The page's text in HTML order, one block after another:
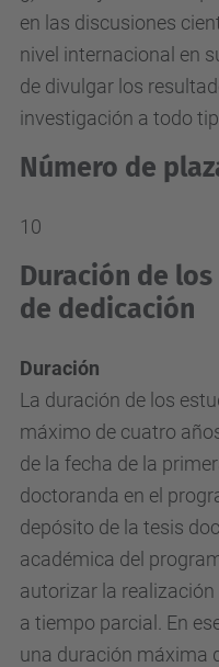
en las discusiones
nivel internacional en
de divulgar los
investigación a todo
Número de
10
Duración de
de dedicación
Duración
La duración de los
máximo de cuatro
de la fecha de la
doctoranda en el
depósito de la tesis
académica del
autorizar la
a tiempo parcial. En
una duración máxima